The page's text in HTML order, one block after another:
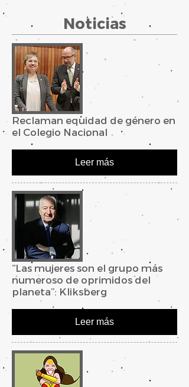
Noticias
Reclaman equidad de género en
el Colegio Nacional
Leer más
“Las mujeres son el grupo más
numeroso de oprimidos del
planeta”: Kliksberg
Leer más